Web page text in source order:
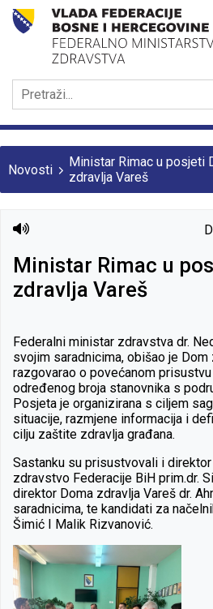
Novosti
Ministar Rimac u posjeti
zdravlja Vareš
Ministar Rimac u
zdravlja Vareš
Federalni ministar zdravstva dr.
svojim saradnicima, obišao je Dom
razgovarao o povećanom
određenog broja stanovnika s
Posjeta je organizirana s ciljem
situacije, razmjene informacija i
cilju zaštite zdravlja građana.
Sastanku su prisustvovali i
zdravstvo Federacije BiH prim.dr.
direktor Doma zdravlja Vareš dr.
saradnicima, te kandidati za
Šimić I Malik Rizvanović.